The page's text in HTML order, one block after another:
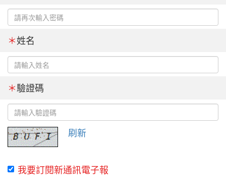
＊姓名
＊驗證碼
刷新
我要訂閱新通訊電子報